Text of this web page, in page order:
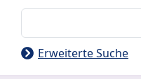
Erweiterte Suche